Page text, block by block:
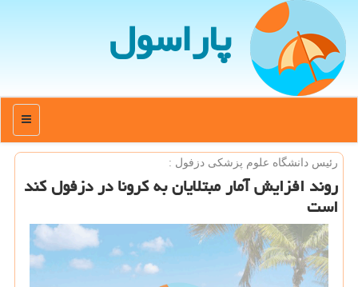
پاراسول
منو
رئیس دانشگاه علوم پزشكی دزفول :
روند افزایش آمار مبتلایان به كرونا در دزفول كند
است